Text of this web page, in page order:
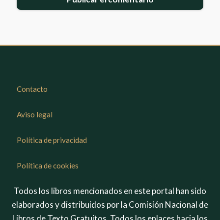
Contacto
Aviso legal
Política de privacidad
Política de cookies
Todos los libros mencionados en este portal han sido
elaborados y distribuidos por la Comisión Nacional de